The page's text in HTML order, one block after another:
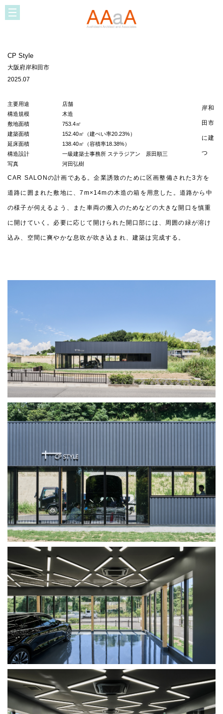
CP Style
大阪府岸和田市
2025.07
主要用途
店舗
構造規模
木造
敷地面積
753.4㎡
建築面積
152.40㎡（建ぺい率20.23%）
延床面積
138.40㎡（容積率18.38%）
構造設計
一級建築士事務所 ステラジアン 原田順三
写真
河田弘樹
岸和
田市
に建
つ
CAR SALONの計画である。企業誘致のために区画整備された3方を
道路に囲まれた敷地に、7m×14mの木造の箱を用意した。道路から中
の様子が伺えるよう、また車両の搬入のためなどの大きな開口を慎重
に開けていく。必要に応じて開けられた開口部には、周囲の緑が溶け
込み、空間に爽やかな息吹が吹き込まれ、建築は完成する。
大阪府岸和田市
2025.07
大阪府大阪市
2024.06
北花田の家
大阪府堺市
春木の家
大阪府岸和田市
高井田の家
大阪府東大阪市
2017.09
アップル保育園（野田）
大阪府大阪市
2018.04